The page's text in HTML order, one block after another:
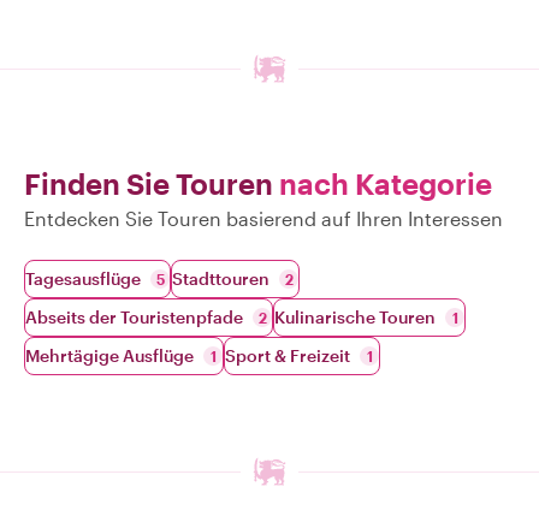
Finden Sie Touren nach Kategorie
Entdecken Sie Touren basierend auf Ihren Interessen
Tagesausflüge 5 Stadttouren 2
Abseits der Touristenpfade 2 Kulinarische Touren 1
Mehrtägige Ausflüge 1 Sport & Freizeit 1